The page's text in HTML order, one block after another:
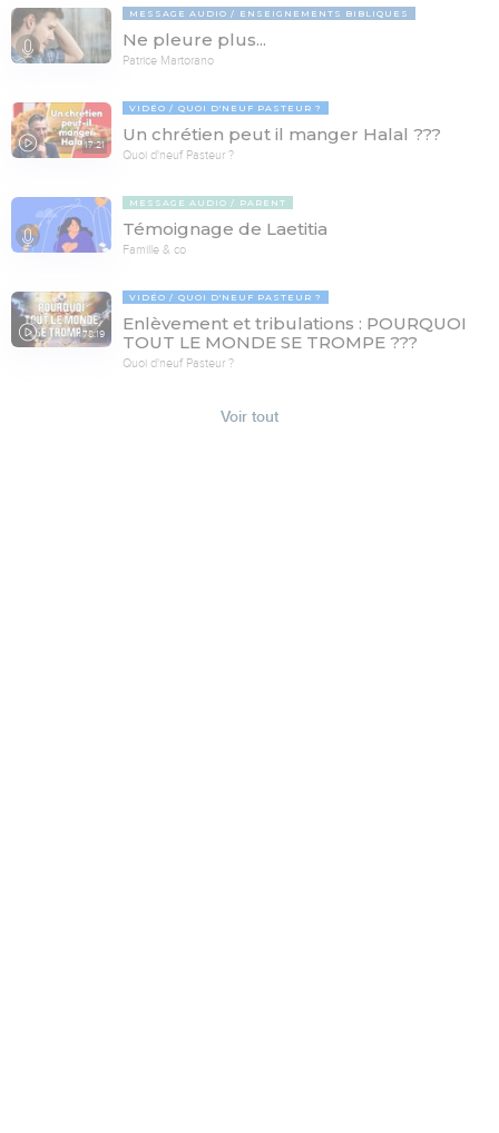
MESSAGE AUDIO ENSEIGNEMENTS BIBLIQUES
Ne pleure plus...
Patrice Martorano
17:21
VIDÉO QUOI D'NEUF PASTEUR ?
Un chrétien peut il manger Halal ???
Quoi d'neuf Pasteur ?
MESSAGE AUDIO PARENT
Témoignage de Laetitia
Famille & co
78:19
VIDÉO QUOI D'NEUF PASTEUR ?
Enlèvement et tribulations : POURQUOI
TOUT LE MONDE SE TROMPE ???
Quoi d'neuf Pasteur ?
Voir tout